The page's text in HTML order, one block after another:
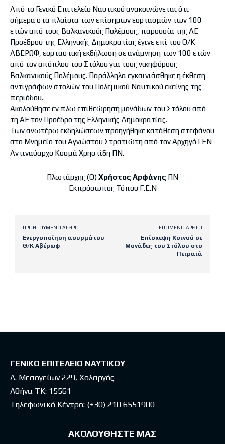
Από το Γενικό Επιτελείο Ναυτικού ανακοινώνεται ότι
σήμερα στα πλαίσια των επίσημων εορτασμών των 100
ετών από τους Βαλκανικούς Πολέμους, παρουσία της ΑΕ
Προέδρου της Ελληνικής Δημοκρατίας έγινε επί του Θ/Κ
ΑΒΕΡΩΦ, εορταστική εκδήλωση σε ανάμνηση των 100 ετών
από τον απόπλου του Στόλου για τους νικηφόρους
Βαλκανικούς Πολέμους. Παράλληλα εγκαινιάσθηκε η έκθεση
αντιγράφων στολών του Πολεμικού Ναυτικού εκείνης της
περιόδου.
Ακολούθησε εν πλω επιθεώρηση μονάδων του Στόλου από
τη ΑΕ τον Προέδρο της Ελληνικής Δημοκρατίας.
Των ανωτέρω εκδηλώσεων προηγήθηκε κατάθεση στεφάνου
στο Μνημείο του Αγνώστου Στρατιώτη από τον Αρχηγό ΓΕΝ
Αντιναύαρχο Κοσμά Χρηστίδη ΠΝ.
Πλωτάρχης (O) Χρήστος Αρφάνης ΠΝ
Εκπρόσωπος Τύπου Γ.Ε.Ν
ΠΡΟΗΓΟΎΜΕΝΟ ΆΡΘΡΟ
Ενεργοποίηση ασυρμάτου
Θ/Κ Αβέρωφ
ΕΠΌΜΕΝΟ ΆΡΘΡΟ
Επίσκεψη Κοινού σε
Μονάδες του Στόλου στο
Πειραιά
ΓΕΝΙΚΟ ΕΠΙΤΕΛΕΙΟ ΝΑΥΤΙΚΟΥ
Λ. Μεσογείων 229, Χολαργός
Αθήνα ΤΚ: 15561
Τηλεφωνικό Κέντρο: (+30) 210 6551900
ΑΚΟΛΟΥΘΗΣΤΕ ΜΑΣ